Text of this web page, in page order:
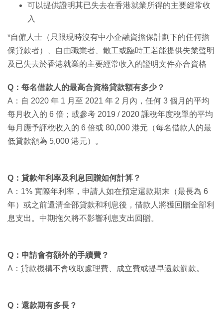
可以提供證明其已失去在香港就業所得的主要經常收
入
*自僱人士（只限現時沒有中小企融資擔保計劃下的任何擔
保貸款者）、自由職業者、散工或臨時工若能提供失業聲明
及已失去於香港就業的主要經常收入的證明文件亦合資格
Q：每名借款人的最高合資格貸款額有多少？
A：自 2020 年 1 月至 2021 年 2 月內，任何 3 個月的平均
每月收入的 6 倍；或參考 2019 / 2020 課稅年度稅單的平均
每月應予評稅收入的 6 倍或 80,000 港元（每名借款人的最
低貸款額為 5,000 港元）。
Q：貸款年利率及利息回贈如何計算？
A：1% 實際年利率，申請人如在預定還款期末（最長為 6
年）或之前還清全部貸款和利息後，借款人將獲回贈全部利
息支出。中期拖欠將不影響利息支出回贈。
Q：申請會有額外的手續費？
A：貸款機構不會收取處理費、成立費或提早還款罰款。
Q：還款期有多長？